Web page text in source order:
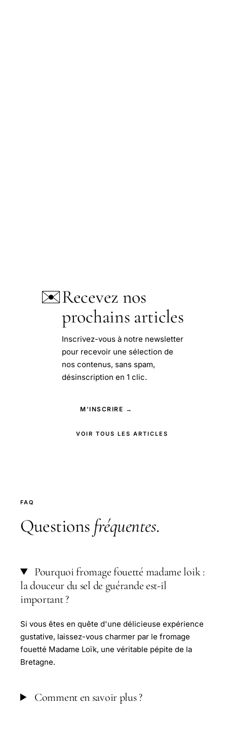
✉️Recevez nos
prochains articles
Inscrivez-vous à notre newsletter
pour recevoir une sélection de
nos contenus, sans spam,
désinscription en 1 clic.
M'INSCRIRE →
VOIR TOUS LES ARTICLES
FAQ
Questions fréquentes.
Pourquoi fromage fouetté madame loik :
la douceur du sel de guérande est-il
important ?
Si vous êtes en quête d'une délicieuse expérience
gustative, laissez-vous charmer par le fromage
fouetté Madame Loïk, une véritable pépite de la
Bretagne.
Comment en savoir plus ?